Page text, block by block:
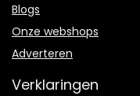
Blogs
Onze webshops
Adverteren
Verklaringen